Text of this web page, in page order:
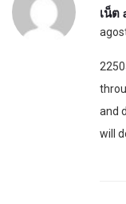
เน็ต
and
will